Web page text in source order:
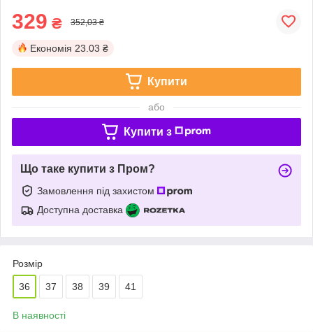
329 ₴ 352,03 ₴
Економія 23.03 ₴
Купити
або
Купити з
Що таке купити з Пром?
Замовлення під захистом
Доступна доставка
Розмір
36 37 38 39 41
В наявності